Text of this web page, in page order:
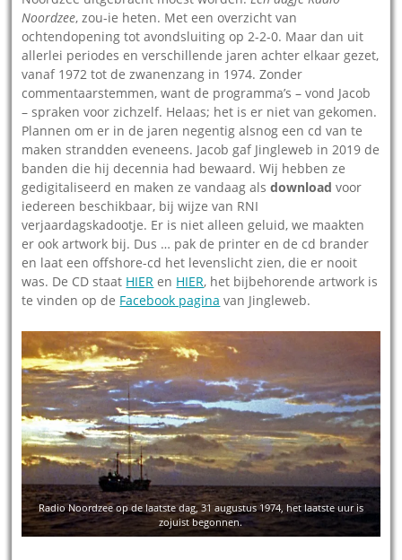
Noordzee, zou-ie heten. Met een overzicht van
ochtendopening tot avondsluiting op 2-2-0. Maar dan uit
allerlei periodes en verschillende jaren achter elkaar gezet,
vanaf 1972 tot de zwanenzang in 1974. Zonder
commentaarstemmen, want de programma’s – vond Jacob
– spraken voor zichzelf. Helaas; het is er niet van gekomen.
Plannen om er in de jaren negentig alsnog een cd van te
maken strandden eveneens. Jacob gaf Jingleweb in 2019 de
banden die hij decennia had bewaard. Wij hebben ze
gedigitaliseerd en maken ze vandaag alsdownload voor
iedereen beschikbaar, bij wijze van RNI
verjaardagskadootje. Er is niet alleen geluid, we maakten
er ook artwork bij. Dus … pak de printer en de cd brander
en laat een offshore-cd het levenslicht zien, die er nooit
was. De CD staat HIER en HIER, het bijbehorende artwork is
te vinden op de Facebook pagina van Jingleweb.
Radio Noordzee op de laatste dag, 31 augustus 1974, het laatste uur is
zojuist begonnen.